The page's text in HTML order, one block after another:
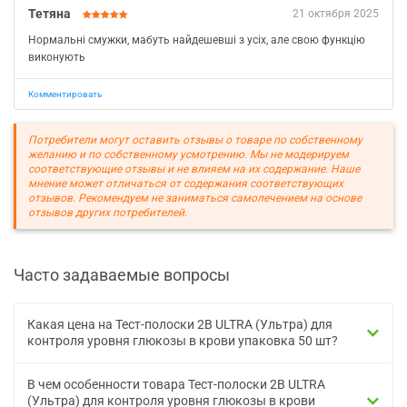
21 октября 2025
Тетяна
Нормальні смужки, мабуть найдешевші з усіх, але свою функцію
виконують
Комментировать
Потребители могут оставить отзывы о товаре по собственному
желанию и по собственному усмотрению. Мы не модерируем
соответствующие отзывы и не влияем на их содержание. Наше
мнение может отличаться от содержания соответствующих
отзывов. Рекомендуем не заниматься самолечением на основе
отзывов других потребителей.
Часто задаваемые вопросы
Какая цена на Тест-полоски 2B ULTRA (Ультра) для
контроля уровня глюкозы в крови упаковка 50 шт?
В чем особенности товара Тест-полоски 2B ULTRA
(Ультра) для контроля уровня глюкозы в крови